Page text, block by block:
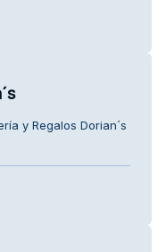
y Regalos Dorian´s